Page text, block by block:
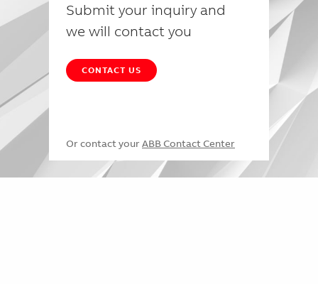
Submit your inquiry and
we will contact you
CONTACT US
Or contact your ABB Contact Center